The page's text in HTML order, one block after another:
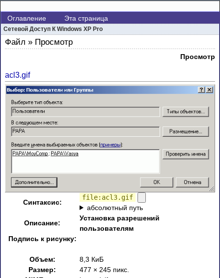
Оглавление Эта страница
Сетевой Доступ К Windows XP Pro
Файл » Просмотр
Просмотр
acl3.gif
Синтаксис:
file:acl3.gif
абсолютный путь
Описание:
Установка разрешений
пользователям
Подпись к рисунку:
Объем:
8,3 КиБ
Размер:
477 × 245 пикс.